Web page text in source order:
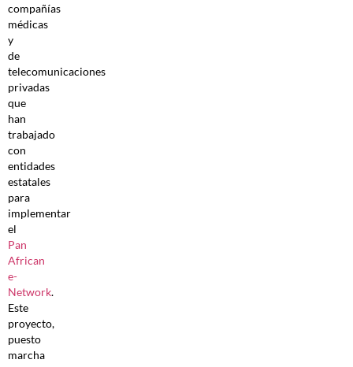
compañías
médicas
y
de
telecomunicaciones
privadas
que
han
trabajado
con
entidades
estatales
para
implementar
el
Pan
African
e-
Network.
Este
proyecto,
puesto
marcha